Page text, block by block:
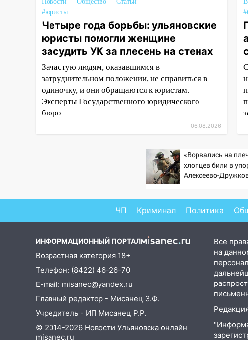
в Ульяновской области
перевозчик провернул хитрую
схему с чужими проездными
12:10 Ульяновский алиментщик
накопил 120 тысяч долга
11:49 Снят режим «Ракетная
опасность» на территории
Ульяновской области
11:30
июля 2027 года импорт, выпуск
Соцсети: на Рябикова
автомобиль врезался в забор
10:27 Где есть бензин в
Ульяновске днем 6 августа:
список АЗС
10:16 Внимание! В Ульяновской
области объявлена ракетная
опасность
10:00
утонул 51-летний мужчина
коршун застрял в тепловозе
09:44 Ульяновские спасатели
Новости Общество
Статьи
#юристы
Четыре года борьбы: ульяновские
юристы помогли женщине
засудить УК за плесень на стенах
Зачастую людям, оказавшимся в
затруднительном положении, не справиться в
одиночку, и они обращаются к юристам.
Эксперты Государственного юридического
бюро —
06.08.2026
«Ворвались на
хлопцев били в
Алексеево-
ЧП Криминал Политика
ИНФОРМАЦИОННЫЙ ПОРТАЛ
Возрастная категория 18+
Телефон: (8422) 46-26-70
E-mail: misanec@yandex.ru
Главный редактор - Мисанец З.Ф.
Учредитель - ИП Мисанец Р.Р.
© 2014-2026 Новости Ульяновска онлайн
misanec.ru
Все
на